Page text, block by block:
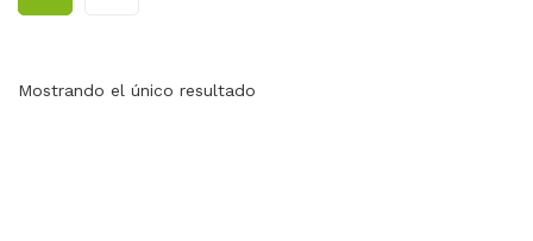
Mostrando el único resultado